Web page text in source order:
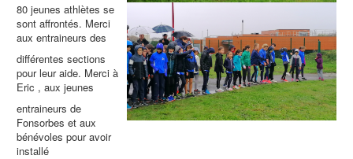
80 jeunes athlètes se
sont affrontés. Merci
aux entraineurs des
différentes sections
pour leur aide. Merci à
Eric , aux jeunes
entraineurs de
Fonsorbes et aux
bénévoles pour avoir
installé